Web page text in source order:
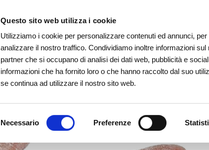
Questo sito web utilizza i cookie
Utilizziamo i cookie per personalizzare contenuti ed annunci,
analizzare il nostro traffico. Condividiamo inoltre informazioni
partner che si occupano di analisi dei dati web, pubblicità e
informazioni che ha fornito loro o che hanno raccolto dal suo
se continua ad utilizzare il nostro sito web.
del
Necessario Preferenze
PIACERE, GIANLUCA MOLINO DAL 1912